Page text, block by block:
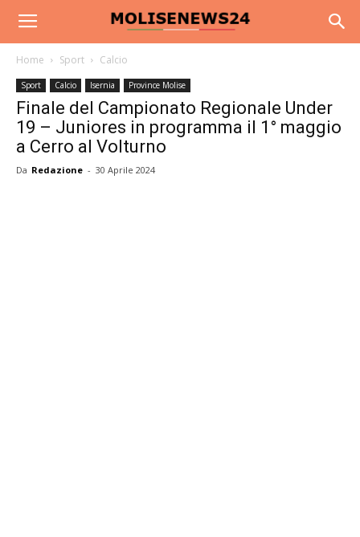
Home Sport Calcio
Sport Calcio Isernia Province Molise
Finale del Campionato Regionale Under
19 – Juniores in programma il 1° maggio
a Cerro al Volturno
Da Redazione - 30 Aprile 2024